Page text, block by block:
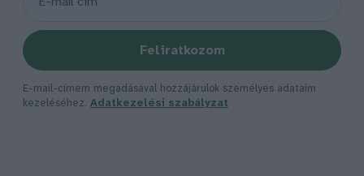
Feliratkozom
E-mail-címem megadásával hozzájárulok személyes adataim
kezeléséhez. Adatkezelési szabályzat